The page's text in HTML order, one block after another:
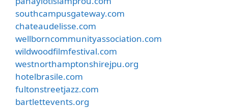
southcampusgateway.com
chateaudelisse.com
wellborncommunityassociation.com
wildwoodfilmfestival.com
westnorthamptonshirejpu.org
hotelbrasile.com
fultonstreetjazz.com
bartlettevents.org